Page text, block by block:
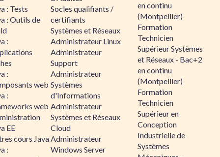
: Tests
: Outils de
:
:
web
:
web
EE
cours Java
:
Socles qualifiants /
certifiants
Systèmes et Réseaux
Administrateur Linux
Administrateur
Support
Administrateur
Systèmes
d'Informations
Administrateur
Systèmes et Réseaux
Cloud
Administrateur
Windows Server
en continu
(Montpellier)
Formation
Technicien
Supérieur Systèmes
et Réseaux - Bac+2
en continu
(Montpellier)
Formation
Technicien
Supérieur en
Conception
Industrielle de
Systèmes